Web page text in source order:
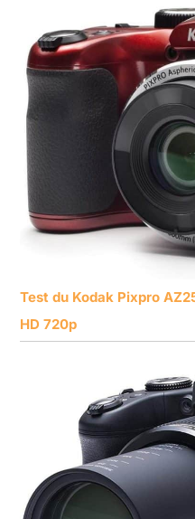
Test du Kodak Pixpro
HD 720p